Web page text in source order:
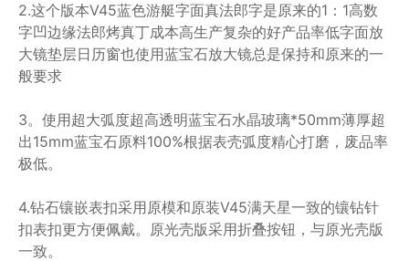
2.这个版本V45蓝色游艇字面真法郎字是原来的1：1高数
字凹边缘法郎烤真丁成本高生产复杂的好产品率低字面放
大镜垫层日历窗也使用蓝宝石放大镜总是保持和原来的一
般要求
3。使用超大弧度超高透明蓝宝石水晶玻璃*50mm薄厚超
出15mm蓝宝石原料100%根据表壳弧度精心打磨，废品率
极低。
4.钻石镶嵌表扣采用原模和原装V45满天星一致的镶钻针
扣表扣更方便佩戴。原光壳版采用折叠按钮，与原光壳版
一致。